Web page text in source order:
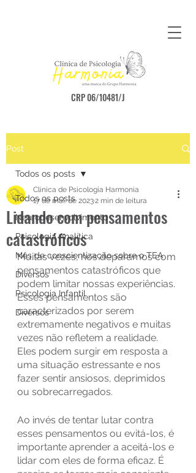
CRP 06/10481/J
Post
Todos os posts
Neurodesenvolvimento
Psicologia Analítica
Mês de conscientização sobre o TEA
Diversos
Psicologia Infantil
Diversos
Todos os posts
Lidando com pensamentos
catastróficos
Clínica de Psicologia Harmonia
17 de mai. de 20232 min de leitura
Muitas vezes, nos deparamos com
pensamentos catastróficos que
podem limitar nossas experiências.
Esses pensamentos são
caracterizados por serem
extremamente negativos e muitas
vezes não refletem a realidade.
Eles podem surgir em resposta a
uma situação estressante e nos
fazer sentir ansiosos, deprimidos
ou sobrecarregados.
Ao invés de tentar lutar contra
esses pensamentos ou evitá-los, é
importante aprender a aceitá-los e
lidar com eles de forma eficaz. É